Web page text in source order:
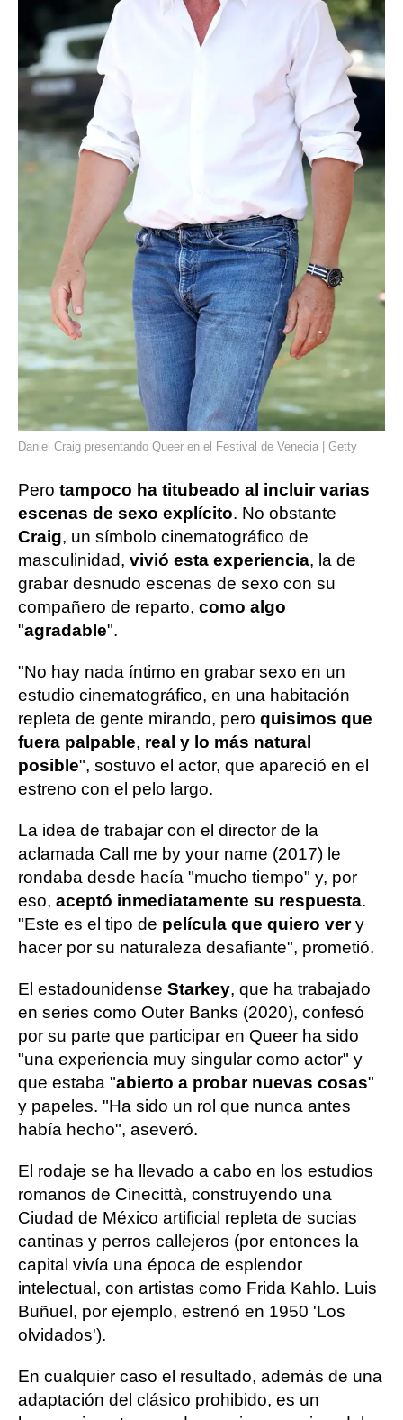
Daniel Craig presentando Queer en el Festival de Venecia | Getty
Pero tampoco ha titubeado al incluir varias
escenas de sexo explícito. No obstante
Craig, un símbolo cinematográfico de
masculinidad, vivió esta experiencia, la de
grabar desnudo escenas de sexo con su
compañero de reparto, como algo
"agradable".
"No hay nada íntimo en grabar sexo en un
estudio cinematográfico, en una habitación
repleta de gente mirando, pero quisimos que
fuera palpable, real y lo más natural
posible", sostuvo el actor, que apareció en el
estreno con el pelo largo.
La idea de trabajar con el director de la
aclamada Call me by your name (2017) le
rondaba desde hacía "mucho tiempo" y, por
eso, aceptó inmediatamente su respuesta.
"Este es el tipo de película que quiero very
hacer por su naturaleza desafiante", prometió.
El estadounidense Starkey, que ha trabajado
en series como Outer Banks (2020), confesó
por su parte que participar en Queer ha sido
"una experiencia muy singular como actor" y
que estaba "abierto a probar nuevas cosas"
y papeles. "Ha sido un rol que nunca antes
había hecho", aseveró.
El rodaje se ha llevado a cabo en los estudios
romanos de Cinecittà, construyendo una
Ciudad de México artificial repleta de sucias
cantinas y perros callejeros (por entonces la
capital vivía una época de esplendor
intelectual, con artistas como Frida Kahlo. Luis
Buñuel, por ejemplo, estrenó en 1950 'Los
olvidados').
En cualquier caso el resultado, además de una
adaptación del clásico prohibido, es un